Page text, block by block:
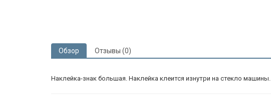
Обзор Отзывы (0)
Наклейка-знак большая. Наклейка клеится изнутри на стекло машины.